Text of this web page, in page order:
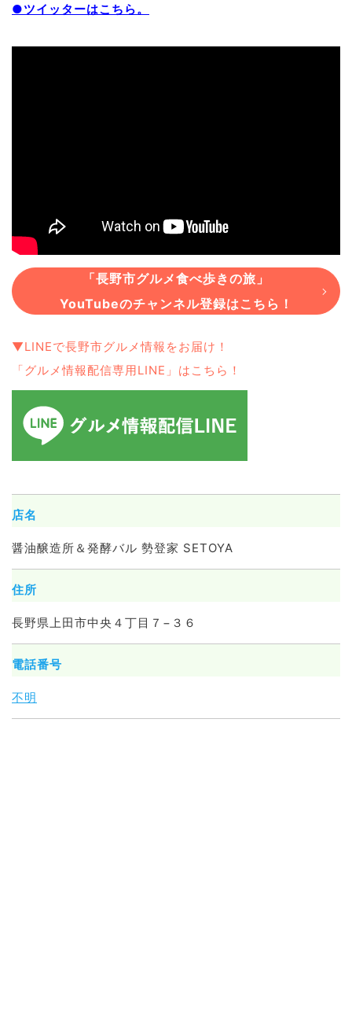
●ツイッターはこちら。
「長野市グルメ食べ歩きの旅」
YouTubeのチャンネル登録はこちら！
▼LINEで長野市グルメ情報をお届け！
「グルメ情報配信専用LINE」はこちら！
店名
醤油醸造所＆発酵バル 勢登家 SETOYA
住所
長野県上田市中央４丁目７−３６
電話番号
不明